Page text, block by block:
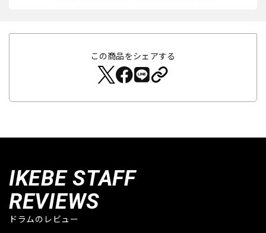
この商品をシェアする
IKEBE STAFF
REVIEWS
ドラムのレビュー